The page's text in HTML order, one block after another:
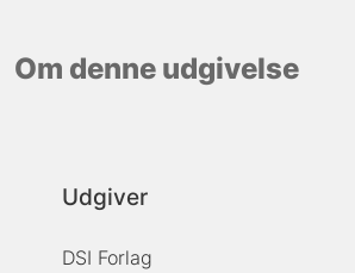
Om denne udgivelse
Udgiver
DSI Forlag